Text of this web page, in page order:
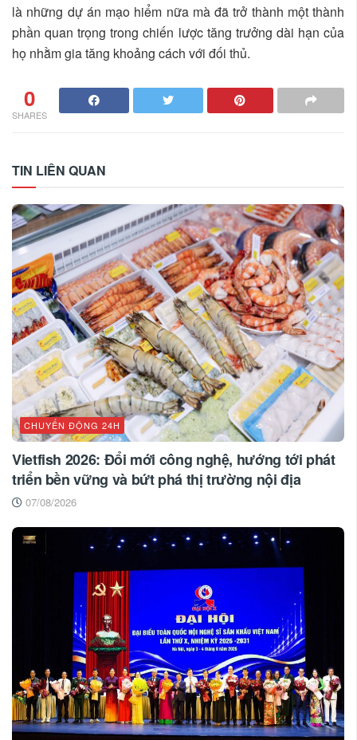
là những dự án mạo hiểm nữa mà đã trở thành một thành
phần quan trọng trong chiến lược tăng trưởng dài hạn của
họ nhằm gia tăng khoảng cách với đối thủ.
0
SHARES
TIN LIÊN QUAN
CHUYỂN ĐỘNG 24H
Vietfish 2026: Đổi mới công nghệ, hướng tới phát
triển bền vững và bứt phá thị trường nội địa
07/08/2026